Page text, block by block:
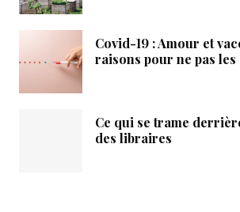
Covid-19 : Amour et
raisons pour ne pas
Ce qui se trame
des libraires